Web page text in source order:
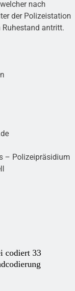
nach
der Polizeistation
Ruhestand antritt.
– Polizeipräsidium
codiert 33